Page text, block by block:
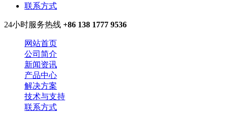
联系方式
24小时服务热线 +86 138 1777 9536
网站首页
公司简介
新闻资讯
产品中心
解决方案
技术与支持
联系方式